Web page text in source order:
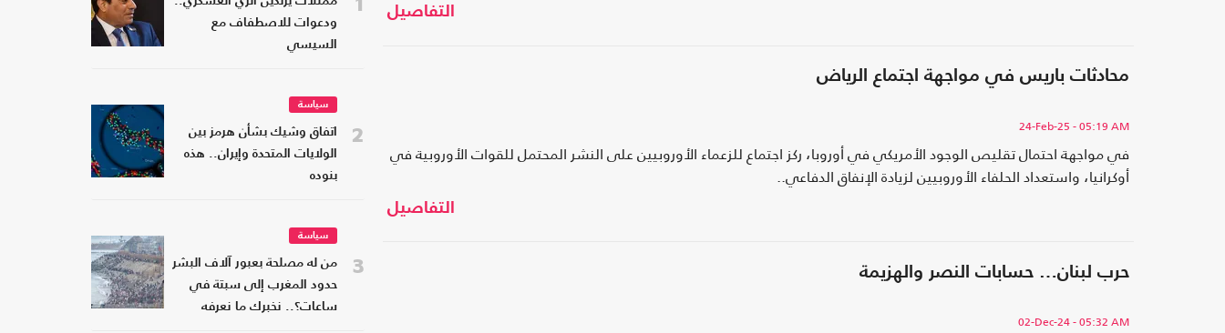
التفاصيل
محادثات باريس في مواجهة اجتماع الرياض
24-Feb-25 - 05:19 AM
في مواجهة احتمال تقليص الوجود الأمريكي في أوروبا، ركز اجتماع للزعماء الأوروبيين على النشر المحتمل للقوات الأوروبية في
أوكرانيا، واستعداد الحلفاء الأوروبيين لزيادة الإنفاق الدفاعي..
التفاصيل
حرب لبنان… حسابات النصر والهزيمة
02-Dec-24- 05:32 AM
ودعوات للاصطفاف مع
السيسي
2
سياسة
اتفاق وشيك بشأن هرمز بين
الولايات المتحدة وإيران.. هذه
بنوده
3
سياسة
من له مصلحة بعبور آلاف البشر
حدود المغرب إلى سبتة في
ساعات؟.. نخبرك ما نعرفه